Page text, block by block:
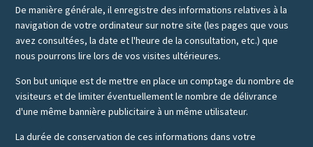
De manière générale, il enregistre des informations relatives à la
navigation de votre ordinateur sur notre site (les pages que vous
avez consultées, la date et l'heure de la consultation, etc.) que
nous pourrons lire lors de vos visites ultérieures.
Son but unique est de mettre en place un comptage du nombre de
visiteurs et de limiter éventuellement le nombre de délivrance
d'une même bannière publicitaire à un même utilisateur.
La durée de conservation de ces informations dans votre